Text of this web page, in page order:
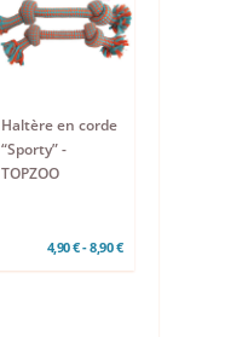
Haltère en corde
“Sporty” -
TOPZOO
4,90 € - 8,90 €